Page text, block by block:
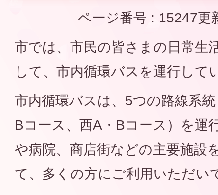
ページ番号 : 15247更
市では、市民の皆さまの日常生
して、市内循環バスを運行して
市内循環バスは、5つの路線系
Bコース、西A・Bコース）を運
や病院、商店街などの主要施設
て、多くの方にご利用いただい